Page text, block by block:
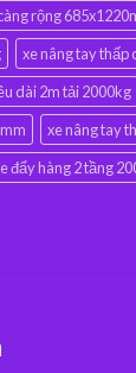
rộng
xe nâng tay thấp
dài 2m tải 2000kg
xe nâng tay
đẩy hàng 2 tầng